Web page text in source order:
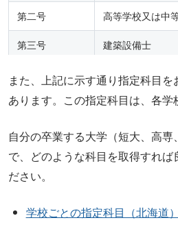
第二号 高等学校又は中
第三号 建築設備士
第四号 建築に関する学歴
また、上記に示す通り指定科目
あります。この指定科目は、各学
自分の卒業する大学（短大、高専
で、どのような科目を取得すれば
ださい。
学校ごとの指定科目（北海道）